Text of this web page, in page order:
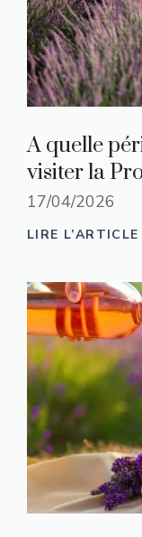
A quelle
visiter la
17/04/2026
LIRE L’ARTICLE